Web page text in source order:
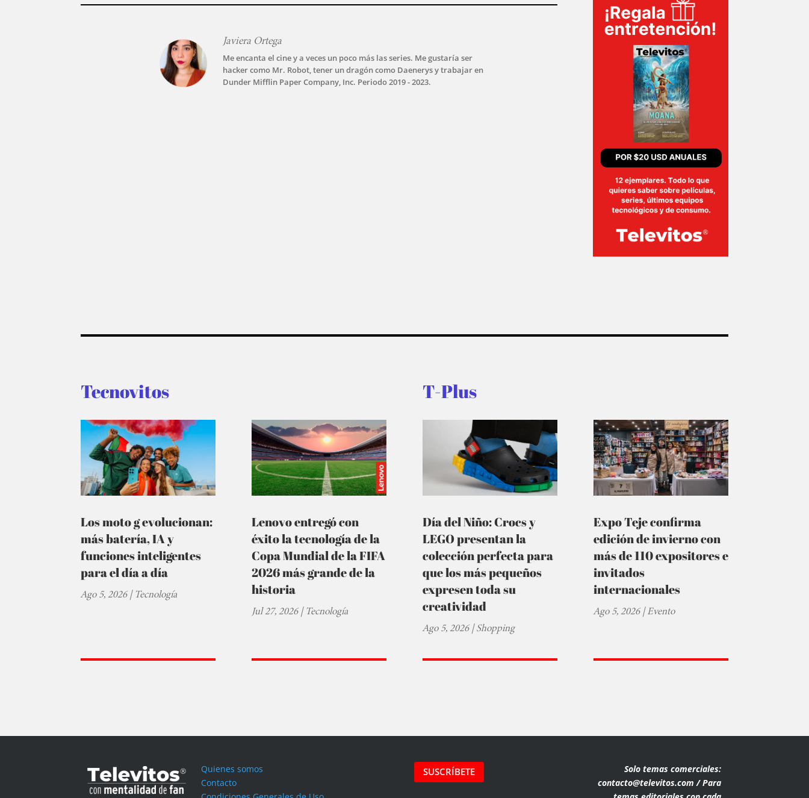
Javiera Ortega
Me encanta el cine y a veces un poco más las series. Me gustaría ser
hacker como Mr. Robot, tener un dragón como Daenerys y trabajar en
Dunder Mifflin Paper Company, Inc. Periodo 2019 - 2023.
Tecnovitos
Los moto g evolucionan:
más batería, IA y
funciones inteligentes
para el día a día
Ago 5, 2026|Tecnología
Lenovo entregó con
éxito la tecnología de la
Copa Mundial de la FIFA
2026 más grande de la
historia
Jul 27, 2026|Tecnología
T-Plus
Día del Niño: Crocs y
LEGO presentan la
colección perfecta para
que los más pequeños
expresen toda su
creatividad
Ago 5, 2026|Shopping
Expo Teje confirma
edición de invierno con
más de 110 expositores e
invitados
internacionales
Ago 5, 2026|Evento
Quienes somos
Contacto
SUSCRÍBETE
Solo temas comerciales:
contacto@televitos.com / Para